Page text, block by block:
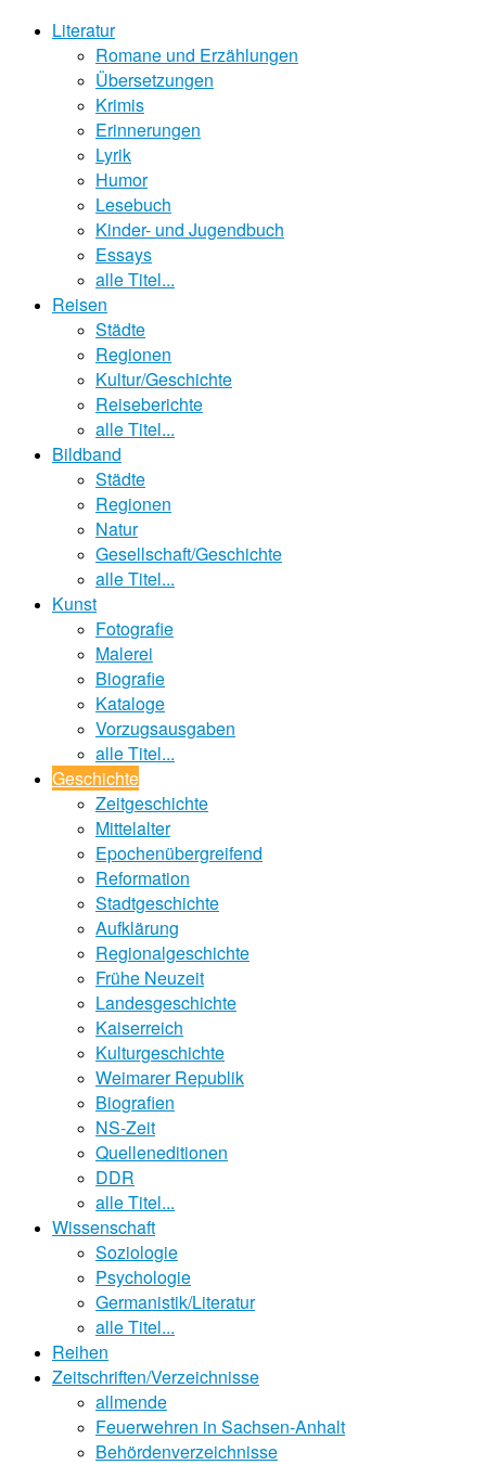
Literatur
Romane und Erzählungen
Übersetzungen
Krimis
Erinnerungen
Lyrik
Humor
Lesebuch
Kinder- und Jugendbuch
Essays
alle Titel...
Reisen
Städte
Regionen
Kultur/Geschichte
Reiseberichte
alle Titel...
Bildband
Städte
Regionen
Natur
Gesellschaft/Geschichte
alle Titel...
Kunst
Fotografie
Malerei
Biografie
Kataloge
Vorzugsausgaben
alle Titel...
Geschichte
Zeitgeschichte
Mittelalter
Epochenübergreifend
Reformation
Stadtgeschichte
Aufklärung
Regionalgeschichte
Frühe Neuzeit
Landesgeschichte
Kaiserreich
Kulturgeschichte
Weimarer Republik
Biografien
NS-Zeit
Quelleneditionen
DDR
alle Titel...
Wissenschaft
Soziologie
Psychologie
Germanistik/Literatur
alle Titel...
Reihen
Zeitschriften/Verzeichnisse
allmende
Feuerwehren in Sachsen-Anhalt
Behördenverzeichnisse